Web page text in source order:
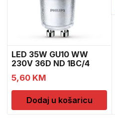
LED 35W GU10 WW
230V 36D ND 1BC/4
5,60 KM
Dodaj u košaricu